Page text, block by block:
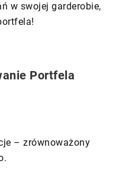
w swojej garderobie,
Portfela
– zrównoważony